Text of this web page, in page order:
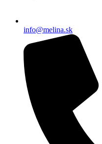
info@melina.sk